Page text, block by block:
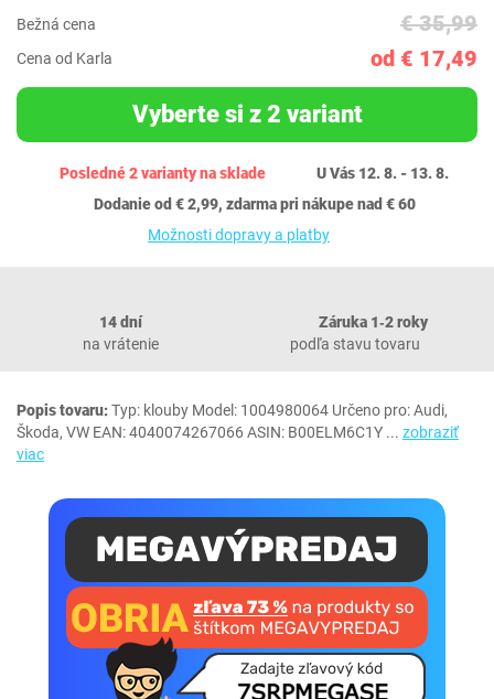
Bežná cena € 35,99
Cena od Karla od € 17,49
Vyberte si z 2 variant
Posledné 2 varianty na sklade
U Vás 12. 8. - 13. 8.
Dodanie od € 2,99, zdarma pri nákupe nad € 60
Možnosti dopravy a platby
14 dní
na vrátenie
Záruka 1‐2 roky
podľa stavu tovaru
Popis tovaru:Typ: klouby Model: 1004980064 Určeno pro: Audi,
Škoda, VW EAN: 4040074267066 ASIN: B00ELM6C1Y ... zobraziť
viac